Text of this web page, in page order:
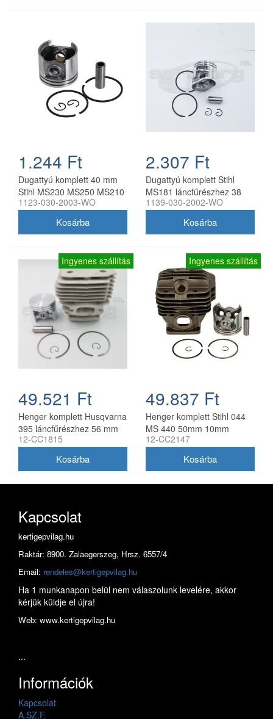
1.244 Ft
Dugattyú komplett 40 mm
Stihl MS230 MS250 MS210
021 023 FS400 utángyártott
1123-030-2003-WO
2.307 Ft
Dugattyú komplett Stihl
MS181 láncfűrészhez 38
mm utángyártott
1139-030-2002-WO
Ingyenes szállítás
49.521 Ft
Henger komplett Husqvarna
395 láncfűrészhez 56 mm
utángyártott Meteor
12-CC1815
Ingyenes szállítás
49.837 Ft
Henger komplett Stihl 044
MS 440 50mm 10mm
csapszeggel utángyártott
12-CC2147
Kapcsolat
kertigepvilag.hu
Raktár: 8900. Zalaegerszeg, Hrsz. 6557/4
Email: rendeles@kertigepvilag.hu
Ha 1 munkanapon belül nem válaszolunk levelére, akkor
kérjük küldje el újra!
Web: www.kertigepvilag.hu
...
Információk
Kapcsolat
A.SZ.F.